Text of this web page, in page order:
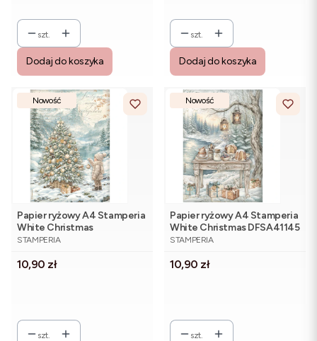
szt.
Dodaj do koszyka
szt.
Dodaj do koszyka
Nowość
Papier ryżowy A4 Stamperia
White Christmas
DFSA41146 - choinka,
PRODUCENT
STAMPERIA
Cena
10,90 zł
szt.
Nowość
Papier ryżowy A4 Stamperia
White Christmas DFSA41145
- stół, wypieki, prezenty
PRODUCENT
STAMPERIA
Cena
10,90 zł
szt.